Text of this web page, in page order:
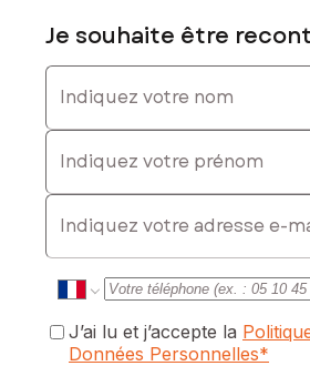
Je souhaite être
Indiquez votre nom
Indiquez votre prénom
E-mail
J’ai lu et j’accepte la
Données Personnelles*